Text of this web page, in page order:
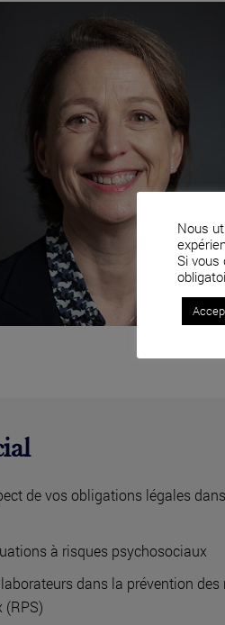
de vos obligations légales
à risques psychosociaux
dans la prévention des
(RPS)
Nous
Si vous